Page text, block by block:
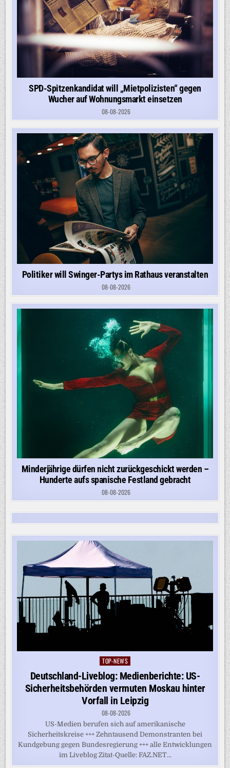
SPD-Spitzenkandidat will „Mietpolizisten“ gegen
Wucher auf Wohnungsmarkt einsetzen
08-08-2026
Politiker will Swinger-Partys im Rathaus veranstalten
08-08-2026
Minderjährige dürfen nicht zurückgeschickt werden –
Hunderte aufs spanische Festland gebracht
08-08-2026
Posted
in
TOP-NEWS
Deutschland-Liveblog: Medienberichte: US-
Sicherheitsbehörden vermuten Moskau hinter
Vorfall in Leipzig
08-08-2026
US-Medien berufen sich auf amerikanische
Sicherheitskreise +++ Zehntausend Demonstranten bei
Kundgebung gegen Bundesregierung +++ alle Entwicklungen
im Liveblog Zitat-Quelle: FAZ.NET...